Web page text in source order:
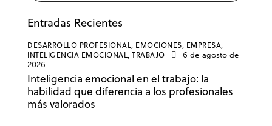
Entradas Recientes
DESARROLLO PROFESIONAL, EMOCIONES, EMPRESA,
INTELIGENCIA EMOCIONAL, TRABAJO
6 de agosto de
2026
Inteligencia emocional en el trabajo: la
habilidad que diferencia a los profesionales
más valorados